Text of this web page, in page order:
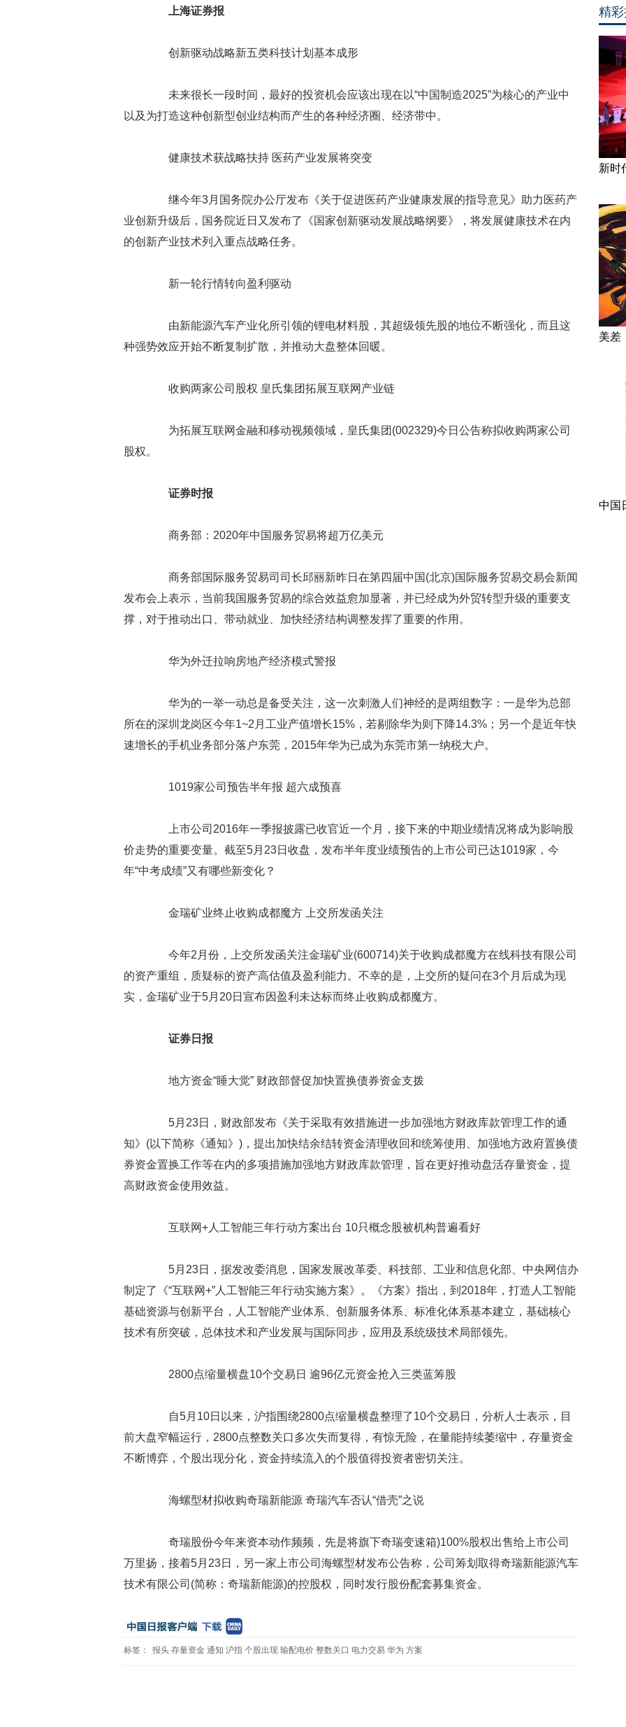
上海证券报
创新驱动战略新五类科技计划基本成形
未来很长一段时间，最好的投资机会应该出现在以“中国制造2025”为核心的产业中
以及为打造这种创新型创业结构而产生的各种经济圈、经济带中。
健康技术获战略扶持 医药产业发展将突变
继今年3月国务院办公厅发布《关于促进医药产业健康发展的指导意见》助力医药产
业创新升级后，国务院近日又发布了《国家创新驱动发展战略纲要》，将发展健康技术在内
的创新产业技术列入重点战略任务。
新一轮行情转向盈利驱动
由新能源汽车产业化所引领的锂电材料股，其超级领先股的地位不断强化，而且这
种强势效应开始不断复制扩散，并推动大盘整体回暖。
收购两家公司股权 皇氏集团拓展互联网产业链
为拓展互联网金融和移动视频领域，皇氏集团(002329)今日公告称拟收购两家公司
股权。
证券时报
商务部：2020年中国服务贸易将超万亿美元
商务部国际服务贸易司司长邱丽新昨日在第四届中国(北京)国际服务贸易交易会新闻
发布会上表示，当前我国服务贸易的综合效益愈加显著，并已经成为外贸转型升级的重要支
撑，对于推动出口、带动就业、加快经济结构调整发挥了重要的作用。
华为外迁拉响房地产经济模式警报
华为的一举一动总是备受关注，这一次刺激人们神经的是两组数字：一是华为总部
所在的深圳龙岗区今年1~2月工业产值增长15%，若剔除华为则下降14.3%；另一个是近年快
速增长的手机业务部分落户东莞，2015年华为已成为东莞市第一纳税大户。
1019家公司预告半年报 超六成预喜
上市公司2016年一季报披露已收官近一个月，接下来的中期业绩情况将成为影响股
价走势的重要变量。截至5月23日收盘，发布半年度业绩预告的上市公司已达1019家，今
年“中考成绩”又有哪些新变化？
金瑞矿业终止收购成都魔方 上交所发函关注
今年2月份，上交所发函关注金瑞矿业(600714)关于收购成都魔方在线科技有限公司
的资产重组，质疑标的资产高估值及盈利能力。不幸的是，上交所的疑问在3个月后成为现
实，金瑞矿业于5月20日宣布因盈利未达标而终止收购成都魔方。
证券日报
地方资金“睡大觉” 财政部督促加快置换债券资金支拨
5月23日，财政部发布《关于采取有效措施进一步加强地方财政库款管理工作的通
知》(以下简称《通知》)，提出加快结余结转资金清理收回和统筹使用、加强地方政府置换债
券资金置换工作等在内的多项措施加强地方财政库款管理，旨在更好推动盘活存量资金，提
高财政资金使用效益。
互联网+人工智能三年行动方案出台 10只概念股被机构普遍看好
5月23日，据发改委消息，国家发展改革委、科技部、工业和信息化部、中央网信办
制定了《“互联网+”人工智能三年行动实施方案》。《方案》指出，到2018年，打造人工智能
基础资源与创新平台，人工智能产业体系、创新服务体系、标准化体系基本建立，基础核心
技术有所突破，总体技术和产业发展与国际同步，应用及系统级技术局部领先。
2800点缩量横盘10个交易日 逾96亿元资金抢入三类蓝筹股
自5月10日以来，沪指围绕2800点缩量横盘整理了10个交易日，分析人士表示，目
前大盘窄幅运行，2800点整数关口多次失而复得，有惊无险，在量能持续萎缩中，存量资金
不断博弈，个股出现分化，资金持续流入的个股值得投资者密切关注。
海螺型材拟收购奇瑞新能源 奇瑞汽车否认“借壳”之说
奇瑞股份今年来资本动作频频，先是将旗下奇瑞变速箱)100%股权出售给上市公司
万里扬，接着5月23日，另一家上市公司海螺型材发布公告称，公司筹划取得奇瑞新能源汽车
技术有限公司(简称：奇瑞新能源)的控股权，同时发行股份配套募集资金。
标签： 报头 存量资金 通知 沪指 个股出现 输配电价 整数关口 电力交易 华为 方案
精
新时
美差
中国